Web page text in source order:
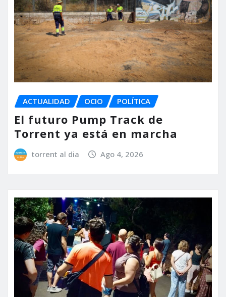
ACTUALIDAD OCIO POLÍTICA
El futuro Pump Track de
Torrent ya está en marcha
torrent al dia Ago 4, 2026